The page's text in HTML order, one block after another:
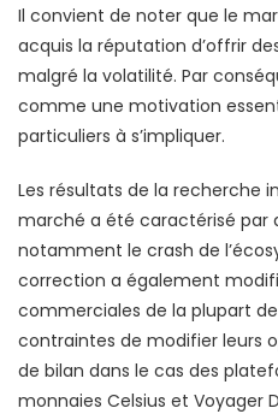
Il convient de noter que le
acquis la réputation d’offrir
malgré la volatilité. Par
comme une motivation
particuliers à s’impliquer.
Les résultats de la recherche
marché a été caractérisé par
notamment le crash de
correction a également
commerciales de la plupart
contraintes de modifier leurs
de bilan dans le cas des
monnaies Celsius et Voyager